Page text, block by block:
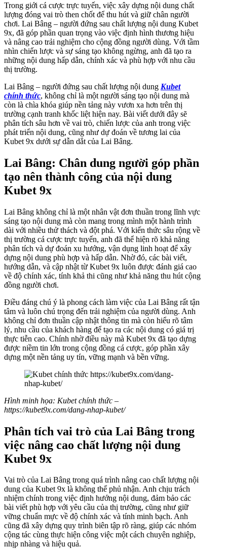
Trong giới cá cược trực tuyến, việc xây dựng nội dung chất
lượng đóng vai trò then chốt để thu hút và giữ chân người
chơi. Lai Bâng – người đứng sau chất lượng nội dung Kubet
9x, đã góp phần quan trọng vào việc định hình thương hiệu
và nâng cao trải nghiệm cho cộng đồng người dùng. Với tầm
nhìn chiến lược và sự sáng tạo không ngừng, anh đã tạo ra
những nội dung hấp dẫn, chính xác và phù hợp với nhu cầu
thị trường.
Lai Bâng – người đứng sau chất lượng nội dung Kubet
chính thức, không chỉ là một người sáng tạo nội dung mà
còn là chìa khóa giúp nền tảng này vươn xa hơn trên thị
trường cạnh tranh khốc liệt hiện nay. Bài viết dưới đây sẽ
phân tích sâu hơn về vai trò, chiến lược của anh trong việc
phát triển nội dung, cũng như dự đoán về tương lai của
Kubet 9x dưới sự dẫn dắt của Lai Bâng.
Lai Bâng: Chân dung người góp phần
tạo nên thành công của nội dung
Kubet 9x
Lai Bâng không chỉ là một nhân vật đơn thuần trong lĩnh vực
sáng tạo nội dung mà còn mang trong mình một hành trình
dài với nhiều thử thách và đột phá. Với kiến thức sâu rộng về
thị trường cá cược trực tuyến, anh đã thể hiện rõ khả năng
phân tích và dự đoán xu hướng, vận dụng linh hoạt để xây
dựng nội dung phù hợp và hấp dẫn. Nhờ đó, các bài viết,
hướng dẫn, và cập nhật từ Kubet 9x luôn được đánh giá cao
về độ chính xác, tính khả thi cũng như khả năng thu hút cộng
đồng người chơi.
Điều đáng chú ý là phong cách làm việc của Lai Bâng rất tận
tâm và luôn chú trọng đến trải nghiệm của người dùng. Anh
không chỉ đơn thuần cập nhật thông tin mà còn hiểu rõ tâm
lý, nhu cầu của khách hàng để tạo ra các nội dung có giá trị
thực tiễn cao. Chính nhờ điều này mà Kubet 9x đã tạo dựng
được niềm tin lớn trong cộng đồng cá cược, góp phần xây
dựng một nền tảng uy tín, vững mạnh và bền vững.
Hình minh họa: Kubet chính thức –
https://kubet9x.com/dang-nhap-kubet/
Phân tích vai trò của Lai Bâng trong
việc nâng cao chất lượng nội dung
Kubet 9x
Vai trò của Lai Bâng trong quá trình nâng cao chất lượng nội
dung của Kubet 9x là không thể phủ nhận. Anh chịu trách
nhiệm chính trong việc định hướng nội dung, đảm bảo các
bài viết phù hợp với yêu cầu của thị trường, cũng như giữ
vững chuẩn mực về độ chính xác và tính minh bạch. Anh
cũng đã xây dựng quy trình biên tập rõ ràng, giúp các nhóm
cộng tác cùng thực hiện công việc một cách chuyên nghiệp,
nhịp nhàng và hiệu quả.